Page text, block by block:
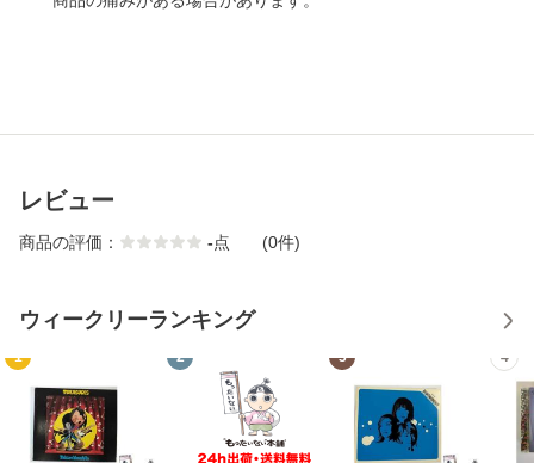
レビュー
商品の評価： -点 (0件)
ウィークリーランキング
1 2 3 4